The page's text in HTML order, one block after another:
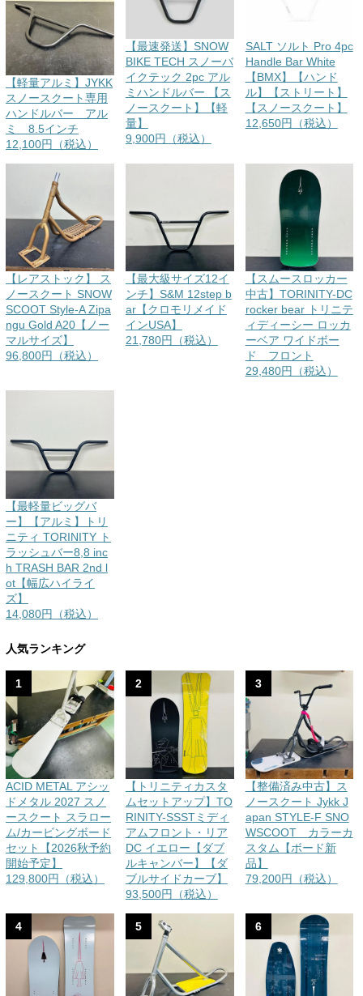
【軽量アルミ】JYKK
スノースクート専用
ハンドルバー アル
ミ 8.5インチ
12,100円（税込）
【最速発送】SNOW
BIKE TECH スノーバ
イクテック 2pc アル
ミハンドルバー 【ス
ノースクート】【軽
量】
9,900円（税込）
SALT ソルト Pro 4pc
Handle Bar White
【BMX】【ハンド
ル】【ストリート】
【スノースクート】
12,650円（税込）
【レアストック】 ス
ノースクート SNOW
SCOOT Style-A Zipa
ngu Gold A20【ノー
マルサイズ】
96,800円（税込）
【最大級サイズ12イ
ンチ】S&M 12step b
ar【クロモリメイド
インUSA】
21,780円（税込）
【スムースロッカー
中古】TORINITY-DC
rocker bear トリニテ
ィディーシー ロッカ
ーベア ワイドボー
ド フロント
29,480円（税込）
【最軽量ビッグバ
ー】【アルミ】トリ
ニティ TORINITY ト
ラッシュバー8,8 inc
h TRASH BAR 2nd l
ot【幅広ハイライ
ズ】
14,080円（税込）
人気ランキング
1
ACID METAL アシッ
ドメタル 2027 スノ
ースクート スラロー
ム/カービングボード
セット【2026秋予約
開始予定】
129,800円（税込）
2
【トリニティカスタ
ムセットアップ】TO
RINITY-SSSTミディ
アムフロント・リア
DC イエロー【ダブ
ルキャンバー】【ダ
ブルサイドカーブ】
93,500円（税込）
3
【整備済み中古】ス
ノースクート Jykk J
apan STYLE-F SNO
WSCOOT カラーカ
スタム【ボード新
品】
79,200円（税込）
4 5 6